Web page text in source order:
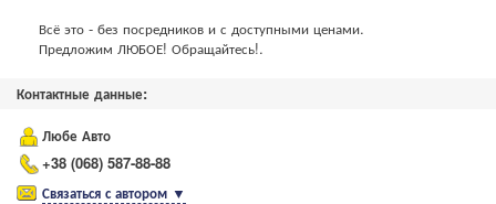
Всё это - без посредников и с доступными ценами.
Предложим ЛЮБОЕ! Обращайтесь!.
Контактные данные:
Любе Авто
+38 (068) 587-88-88
Связаться с автором ▼